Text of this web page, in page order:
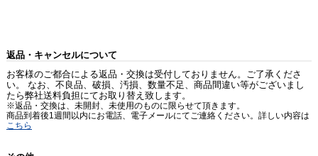
返品・キャンセルについて
お客様のご都合による返品・交換は受付しておりません。ご了承くださ
い。 なお、不良品、破損、汚損、数量不足、商品間違い等がございまし
たら弊社送料負担にてお取り替え致します。
※返品・交換は、未開封、未使用のものに限らせて頂きます。
商品到着後1週間以内にお電話、電子メールにてご連絡ください。詳しい内容は
こちら